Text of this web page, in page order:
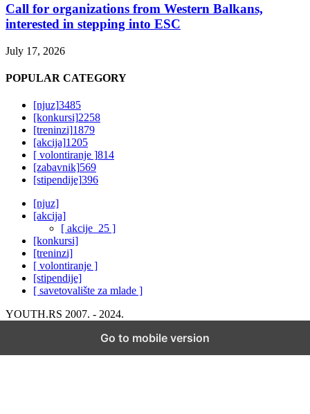
Call for organizations from Western Balkans,
interested in stepping into ESC
July 17, 2026
POPULAR CATEGORY
[njuz]3485
[konkursi]2258
[treninzi]1879
[akcija]1205
[ volontiranje ]814
[zabavnik]569
[stipendije]396
[njuz]
[akcija]
[ akcije_25 ]
[konkursi]
[treninzi]
[ volontiranje ]
[stipendije]
[ savetovalište za mlade ]
YOUTH.RS 2007. - 2024.
Go to mobile version